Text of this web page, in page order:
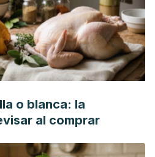
o blanca: la
al comprar